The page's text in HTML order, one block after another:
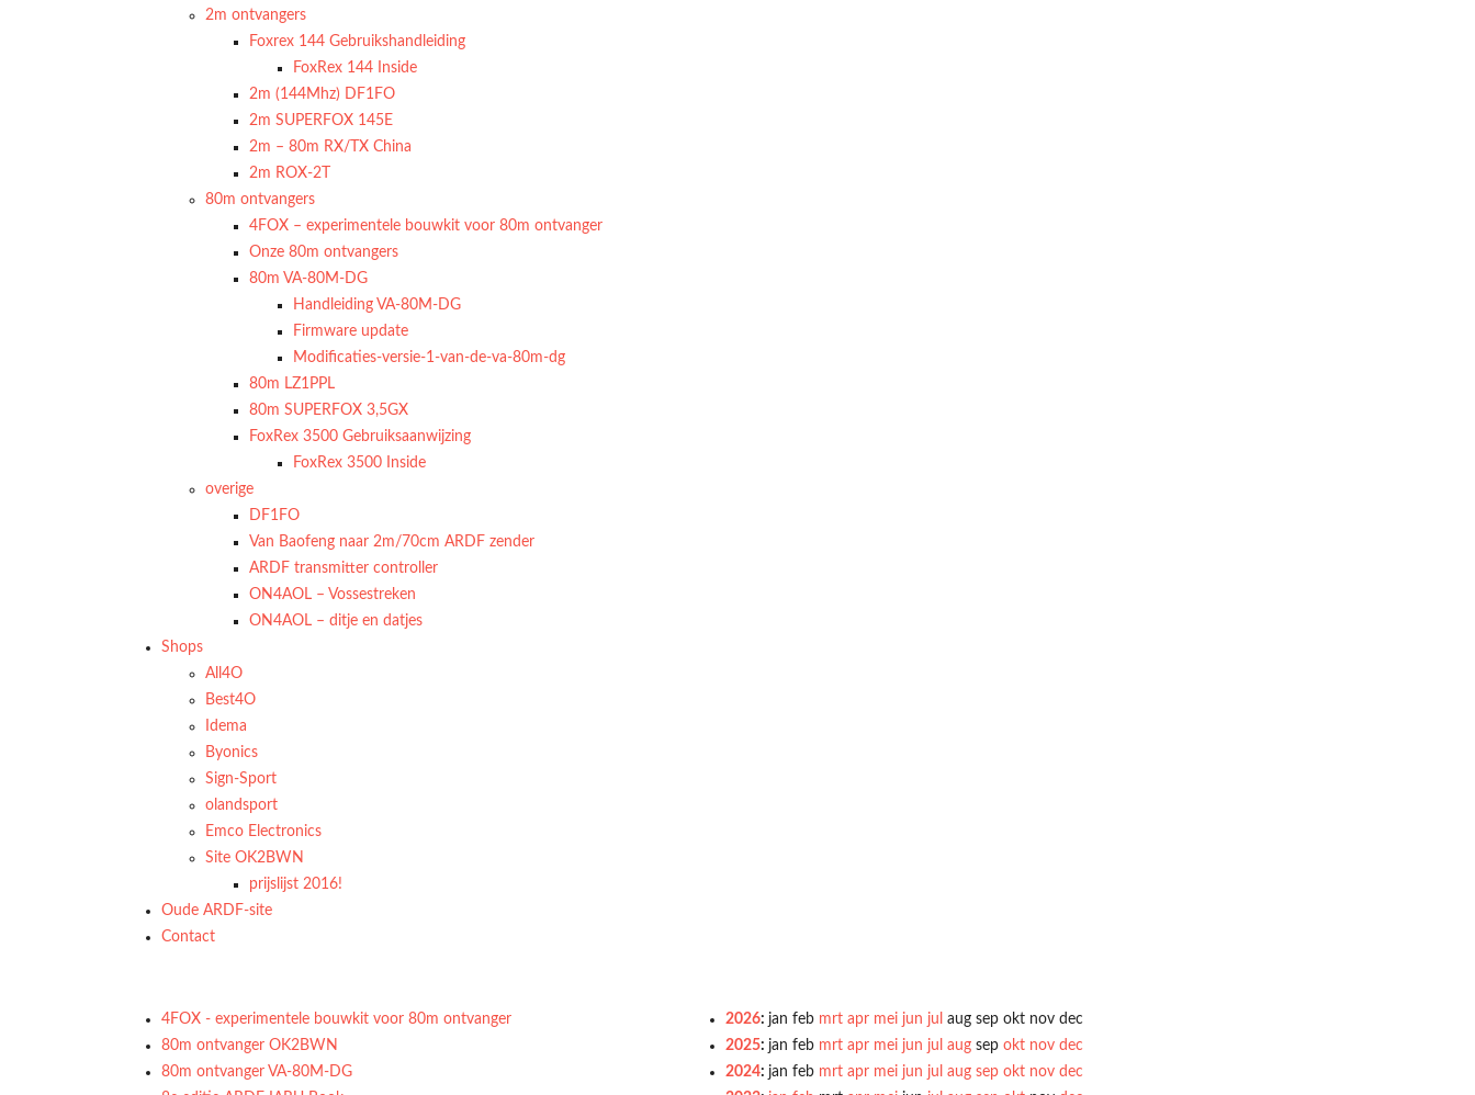
2m ontvangers
Foxrex 144 Gebruikshandleiding
FoxRex 144 Inside
2m (144Mhz) DF1FO
2m SUPERFOX 145E
2m – 80m RX/TX China
2m ROX-2T
80m ontvangers
4FOX – experimentele bouwkit voor 80m ontvanger
Onze 80m ontvangers
80m VA-80M-DG
Handleiding VA-80M-DG
Firmware update
Modificaties-versie-1-van-de-va-80m-dg
80m LZ1PPL
80m SUPERFOX 3,5GX
FoxRex 3500 Gebruiksaanwijzing
FoxRex 3500 Inside
overige
DF1FO
Van Baofeng naar 2m/70cm ARDF zender
ARDF transmitter controller
ON4AOL – Vossestreken
ON4AOL – ditje en datjes
Shops
All4O
Best4O
Idema
Byonics
Sign-Sport
olandsport
Emco Electronics
Site OK2BWN
prijslijst 2016!
Oude ARDF-site
Contact
4FOX - experimentele bouwkit voor 80m ontvanger
80m ontvanger OK2BWN
80m ontvanger VA-80M-DG
2026: jan feb mrt apr mei jun jul aug sep okt nov dec
2025: jan feb mrt apr mei jun jul aug sep okt nov dec
2024: jan feb mrt apr mei jun jul aug sep okt nov dec